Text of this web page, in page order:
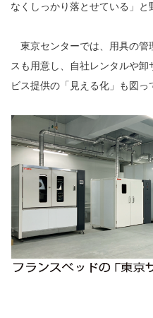
なくしっかり落とせている」と
東京センターでは、用具の管
スも用意し、自社レンタルや
ビス提供の「見える化」も図っ